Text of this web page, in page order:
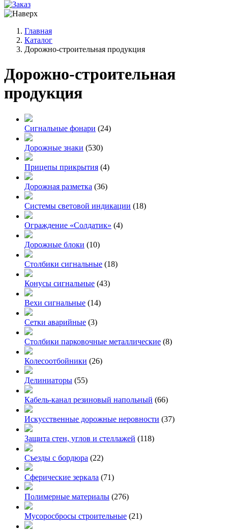
Главная
Каталог
Дорожно-строительная продукция
Дорожно-строительная
продукция
Сигнальные фонари (24)
Дорожные знаки (530)
Прицепы прикрытия (4)
Дорожная разметка (36)
Системы световой индикации (18)
Ограждение «Солдатик» (4)
Дорожные блоки (10)
Столбики сигнальные (18)
Конусы сигнальные (43)
Вехи сигнальные (14)
Сетки аварийные (3)
Столбики парковочные металлические (8)
Колесоотбойники (26)
Делиниаторы (55)
Кабель-канал резиновый напольный (66)
Искусственные дорожные неровности (37)
Защита стен, углов и стеллажей (118)
Съезды с бордюра (22)
Сферические зеркала (71)
Полимерные материалы (276)
Мусоросбросы строительные (21)